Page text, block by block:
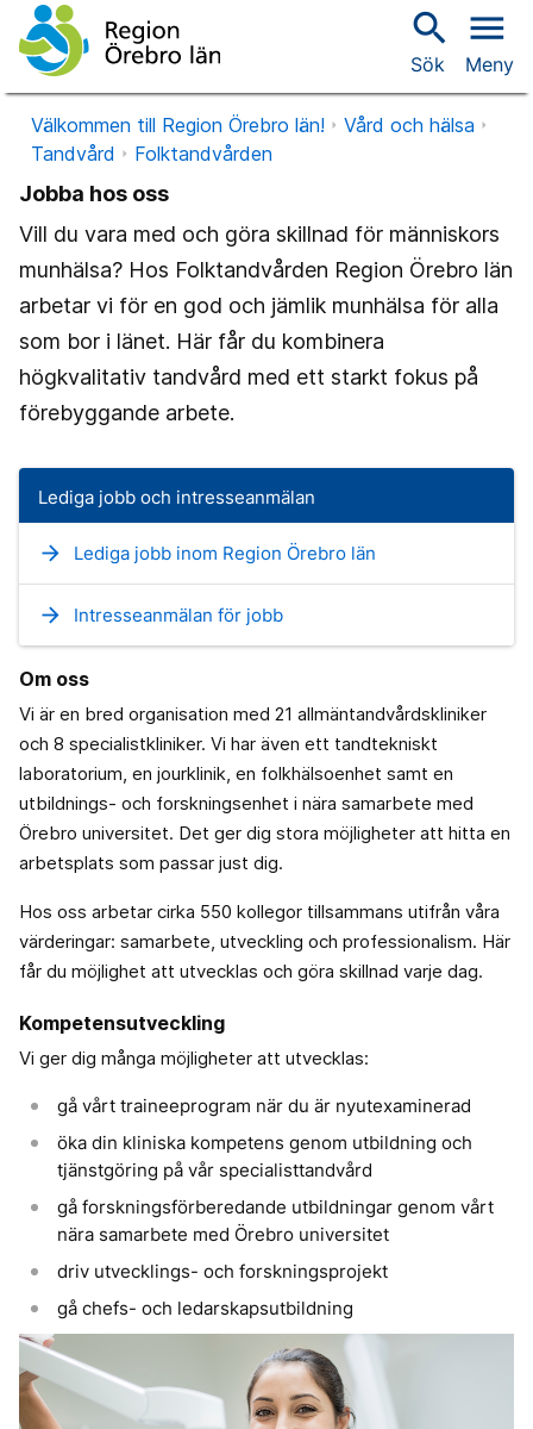
search
Sök
menu
Meny
Välkommen till Region Örebro län!
Vård och hälsa
Tandvård
Folktandvården
Jobba hos oss
Vill du vara med och göra skillnad för människors
munhälsa? Hos Folktandvården Region Örebro län
arbetar vi för en god och jämlik munhälsa för alla
som bor i länet. Här får du kombinera
högkvalitativ tandvård med ett starkt fokus på
förebyggande arbete.
Lediga jobb och intresseanmälan
arrow_forward Lediga jobb inom Region Örebro län
arrow_forward Intresseanmälan för jobb
Om oss
Vi är en bred organisation med 21 allmäntandvårdskliniker
och 8 specialistkliniker. Vi har även ett tandtekniskt
laboratorium, en jourklinik, en folkhälsoenhet samt en
utbildnings- och forskningsenhet i nära samarbete med
Örebro universitet. Det ger dig stora möjligheter att hitta en
arbetsplats som passar just dig.
Hos oss arbetar cirka 550 kollegor tillsammans utifrån våra
värderingar: samarbete, utveckling och professionalism. Här
får du möjlighet att utvecklas och göra skillnad varje dag.
Kompetensutveckling
Vi ger dig många möjligheter att utvecklas:
gå vårt traineeprogram när du är nyutexaminerad
öka din kliniska kompetens genom utbildning och
tjänstgöring på vår specialisttandvård
gå forskningsförberedande utbildningar genom vårt
nära samarbete med Örebro universitet
driv utvecklings- och forskningsprojekt
gå chefs- och ledarskapsutbildning